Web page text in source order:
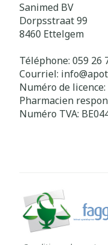
Sanimed BV
Dorpsstraat 99
8460 Ettelgem
Téléphone: 059 26
Courriel: info@
Numéro de licence:
Pharmacien
Numéro TVA: